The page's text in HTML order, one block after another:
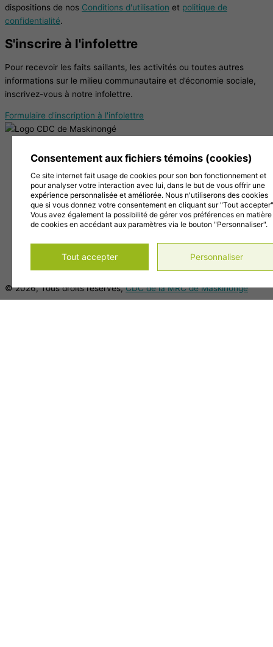
dispositions de nos Conditions d'utilisation et politique de
confidentialité.
S'inscrire à l'infolettre
Pour recevoir les faits saillants, les activités ou toutes autres
informations sur le milieu communautaire et d’économie sociale,
inscrivez-vous à notre infolettre.
Formulaire d'inscription à l'infolettre
J5V 2J7
819 228-1096
info@cdc-maski.qc.ca
Suivez-nous sur Facebook!
Abonnez-vous à notre compte Instagram!
Abonnez-vous à notre chaîne YouTube!
Gérer mes témoins (cookies)
© 2026, Tous droits réservés,CDC de la MRC de Maskinongé
Consentement aux fichiers témoins (cookies)
Ce site internet fait usage de cookies pour son bon fonctionnement et
pour analyser votre interaction avec lui, dans le but de vous offrir une
expérience personnalisée et améliorée. Nous n'utiliserons des cookies
que si vous donnez votre consentement en cliquant sur "Tout
Vous avez également la possibilité de gérer vos préférences en matière
de cookies en accédant aux paramètres via le bouton "Personnaliser".
Tout accepter Personnaliser